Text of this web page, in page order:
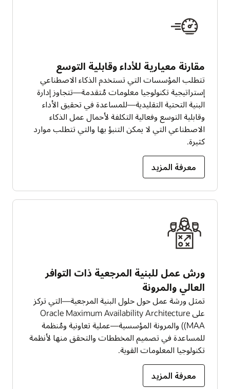
مقارنة معيارية للأداء وقابلية التوسع
تتطلب المؤسسات التي تستخدم الذكاء الاصطناعي
إستراتيجية تكنولوجيا معلومات مُتقدمة—تتجاوز إدارة
البنية التحتية التقليدية—للمساعدة في تحقيق الأداء
وقابلية التوسع وفعالية التكلفة لأحمال عمل الذكاء
الاصطناعي التي لا يمكن التنبؤ بها والتي تتطلب موارد
كثيرة.
معرفة المزيد
ورش عمل للبنية المرجعية ذات التوافر
العالي والمرونة
تمثل ورشة عمل حول حلول البنية المرجعية—التي تركز
على Oracle Maximum Availability Architecture
(MAA) والمرونة المؤسسية—عملية تعاونية ومُنظمة
للمساعدة في تصميم المخططات والتحقق منها لأنظمة
تكنولوجيا المعلومات القوية.
معرفة المزيد